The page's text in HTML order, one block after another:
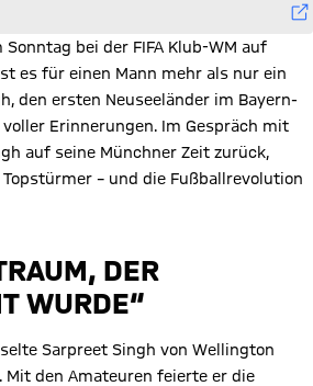
Sonntag bei der FIFA Klub-WM auf
es für einen Mann mehr als nur ein
den ersten Neuseeländer im Bayern-
Erinnerungen. Im Gespräch mit
auf seine Münchner Zeit zurück,
– und die Fußballrevolution
DER
WURDE“
Sarpreet Singh von Wellington
Mit den Amateuren feierte er die